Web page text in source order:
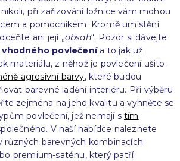
při zařizování ložnice vám mohou
a pomocníkem. Kromě umístění
ani její „obsah“. Pozor si dávejte
vhodného povlečenía to jak už
materiálu, z něhož je povlečení ušito.
agresivní barvy, které budou
barevné ladění interiéru. Při výběru
zejména na jeho kvalitu a vyhněte se
povlečení, jež nemají stím
V naší nabídce naleznete
různých barevných kombinacích
premium-saténu, který patří